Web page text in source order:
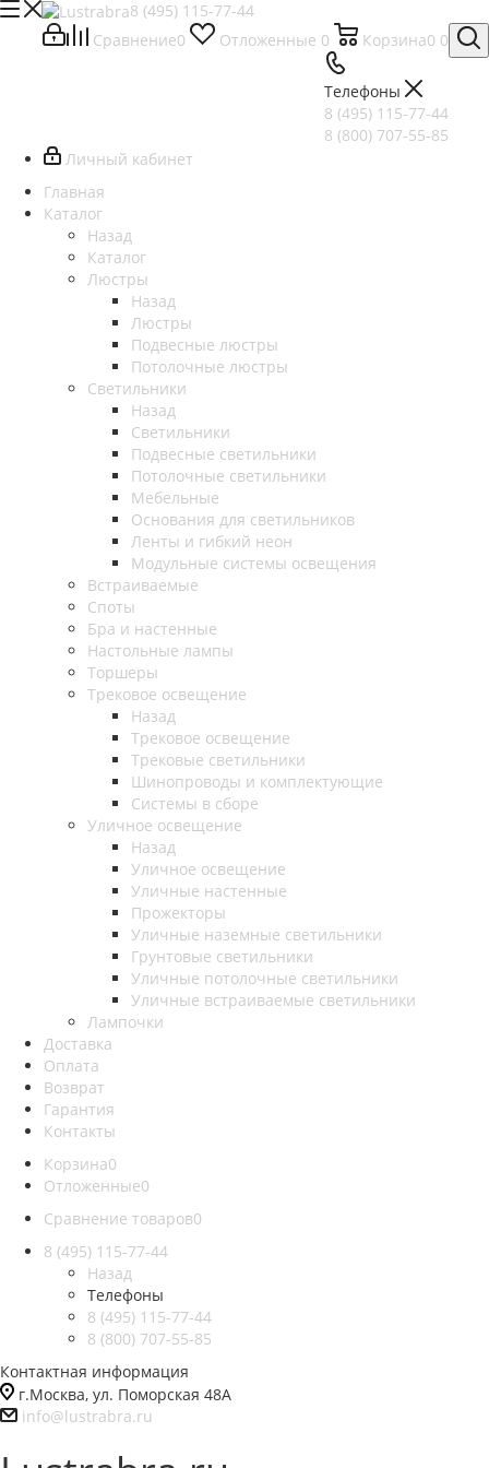
Сравнение0 Отложенные 0 Корзина0 0
Телефоны
8 (495) 115-77-44
8 (800) 707-55-85
8 (495) 115-77-44
Личный кабинет
Главная
Каталог
Назад
Каталог
Люстры
Назад
Люстры
Подвесные люстры
Потолочные люстры
Светильники
Назад
Светильники
Подвесные светильники
Потолочные светильники
Мебельные
Основания для светильников
Ленты и гибкий неон
Модульные системы освещения
Встраиваемые
Споты
Бра и настенные
Настольные лампы
Торшеры
Трековое освещение
Назад
Трековое освещение
Трековые светильники
Шинопроводы и комплектующие
Системы в сборе
Уличное освещение
Назад
Уличное освещение
Уличные настенные
Прожекторы
Уличные наземные светильники
Грунтовые светильники
Уличные потолочные светильники
Уличные встраиваемые светильники
Лампочки
Доставка
Оплата
Возврат
Гарантия
Контакты
Корзина0
Отложенные0
Сравнение товаров0
8 (495) 115-77-44
Назад
Телефоны
8 (495) 115-77-44
8 (800) 707-55-85
Контактная информация
г.Москва, ул. Поморская 48А
info@lustrabra.ru